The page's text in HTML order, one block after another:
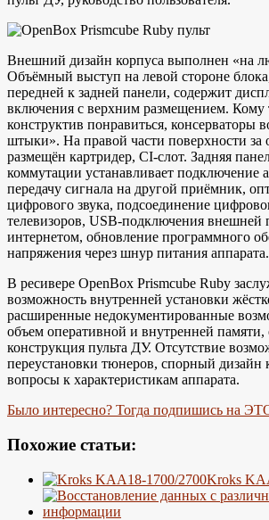
Внешний дизайн корпуса выполнен «на
Объёмный выступ на левой стороне
передней к задней панели, содержит
включения с верхним размещением. Кому
конструктив понравиться, консерваторы
штыки». На правой части поверхности за
размещён картридер, CI-слот. Задняя
коммутации устанавливает подключение
передачу сигнала на другой приёмник,
цифрового звука, подсоединение
телевизоров, USB-подключения внешней
интернетом, обновление программного
напряжения через шнур питания аппарата.
В ресивере OpenBox Prismcube Ruby
возможность внутренней установки
расширенные недокументированные
объем оперативной и внутренней памяти,
конструкция пульта ДУ. Отсутствие
переустановки тюнеров, спорный дизайн
вопросы к характеристикам аппарата.
Было интересно? Тогда подпишись на
Похожие статьи:
Kroks